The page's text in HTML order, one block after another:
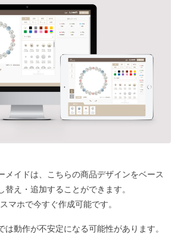
メイドは、こちらの商品デザインをベース
替え・追加することができます。
マホで今すぐ作成可能です。
動作が不安定になる可能性があります。